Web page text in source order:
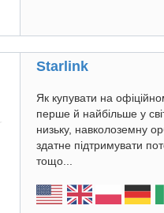
Starlink
Як купувати на
перше й найбільше у
низьку, навколоземну
здатне підтримувати
тощо...